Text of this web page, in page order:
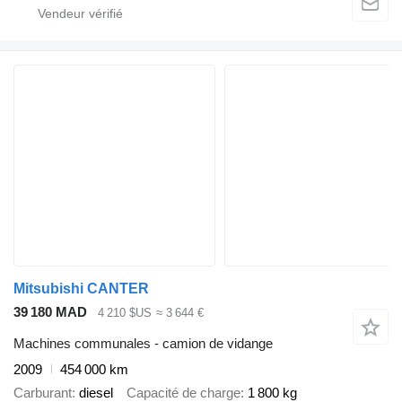
Mitsubishi CANTER
39 180 MAD
4 210 $US ≈ 3 644 €
Machines communales - camion de vidange
2009
454 000 km
Carburant diesel Capacité de charge 1 800 kg